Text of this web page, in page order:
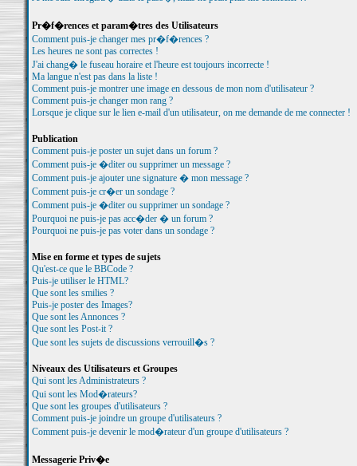
Pr�f�rences et param�tres des Utilisateurs
Comment puis-je changer mes pr�f�rences ?
Les heures ne sont pas correctes !
J'ai chang� le fuseau horaire et l'heure est toujours incorrecte !
Ma langue n'est pas dans la liste !
Comment puis-je montrer une image en dessous de mon nom d'utilisateur ?
Comment puis-je changer mon rang ?
Lorsque je clique sur le lien e-mail d'un utilisateur, on me demande de me connecter !
Publication
Comment puis-je poster un sujet dans un forum ?
Comment puis-je �diter ou supprimer un message ?
Comment puis-je ajouter une signature � mon message ?
Comment puis-je cr�er un sondage ?
Comment puis-je �diter ou supprimer un sondage ?
Pourquoi ne puis-je pas acc�der � un forum ?
Pourquoi ne puis-je pas voter dans un sondage ?
Mise en forme et types de sujets
Qu'est-ce que le BBCode ?
Puis-je utiliser le HTML?
Que sont les smilies ?
Puis-je poster des Images?
Que sont les Annonces ?
Que sont les Post-it ?
Que sont les sujets de discussions verrouill�s ?
Niveaux des Utilisateurs et Groupes
Qui sont les Administrateurs ?
Qui sont les Mod�rateurs?
Que sont les groupes d'utilisateurs ?
Comment puis-je joindre un groupe d'utilisateurs ?
Comment puis-je devenir le mod�rateur d'un groupe d'utilisateurs ?
Messagerie Priv�e